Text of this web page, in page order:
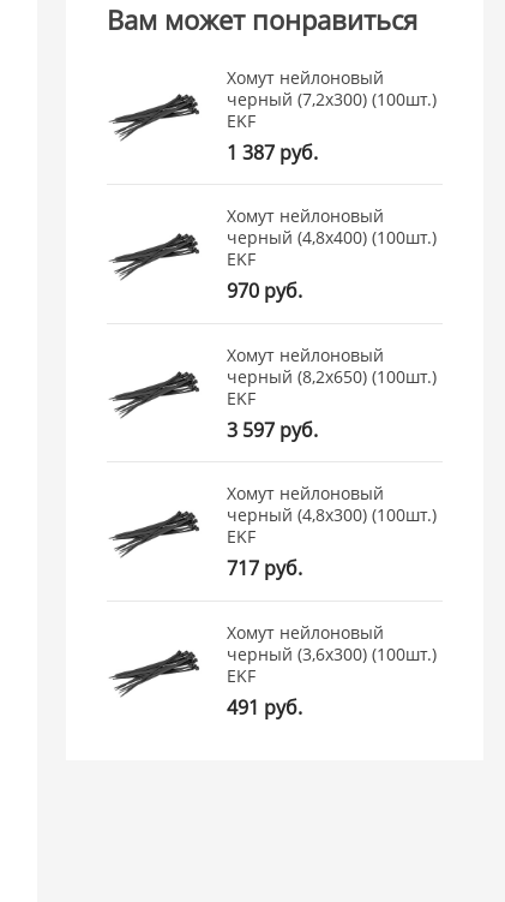
Вам может понравиться
Хомут нейлоновый
черный (7,2х300) (100шт.)
EKF
1 387 руб.
Хомут нейлоновый
черный (4,8х400) (100шт.)
EKF
970 руб.
Хомут нейлоновый
черный (8,2х650) (100шт.)
EKF
3 597 руб.
Хомут нейлоновый
черный (4,8х300) (100шт.)
EKF
717 руб.
Хомут нейлоновый
черный (3,6х300) (100шт.)
EKF
491 руб.